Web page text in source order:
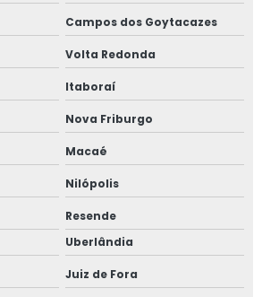
Campos dos Goytacazes
Volta Redonda
Itaboraí
Nova Friburgo
Macaé
Nilópolis
Resende
Uberlândia
Juiz de Fora